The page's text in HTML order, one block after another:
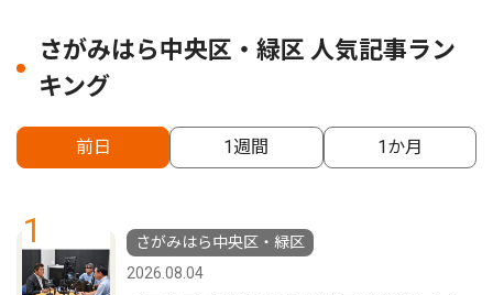
さがみはら中央区・緑区 人気記事ラン
キング
前日 1週間 1か月
1
さがみはら中央区・緑区
2026.08.04